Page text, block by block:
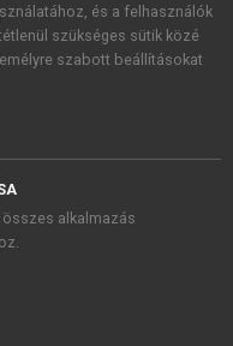
, valamint a szotar.netés a
foglaltakat
és a felhasználók
szükséges sütik közé
szabott beállításokat
alkalmazás